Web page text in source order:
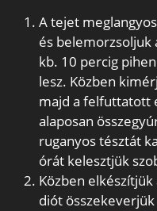
A tejet
és belemorzsoljuk
kb. 10 percig
lesz. Közben
majd a felfuttatott
alaposan
ruganyos tésztát
órát kelesztjük
Közben
diót